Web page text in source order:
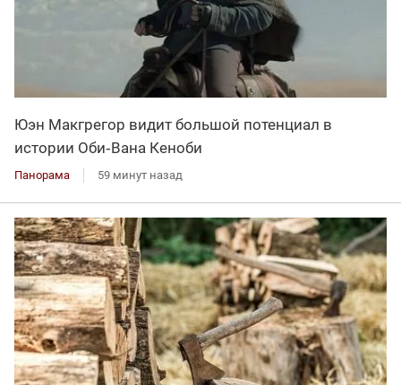
Юэн Макгрегор видит большой потенциал в
истории Оби‑Вана Кеноби
Панорама 59 минут назад